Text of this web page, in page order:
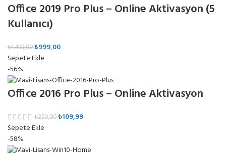
Office 2019 Pro Plus – Online Aktivasyon (5
Kullanıcı)
₺1.499,00₺999,00
Sepete Ekle
-56%
Office 2016 Pro Plus – Online Aktivasyon
₺250,00₺109,99
Sepete Ekle
-58%